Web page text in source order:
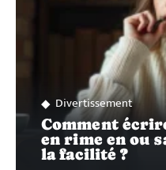
Divertissement
Comment
en rime en ou
la facilité ?